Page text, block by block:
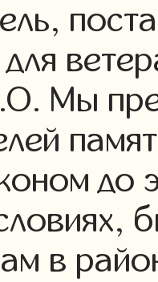
Мы
до
в